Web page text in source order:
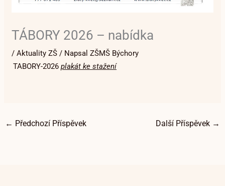
TÁBORY 2026 – nabídka
/Aktuality ZŠ / NapsalZŠMŠ Býchory
TABORY-2026plakát ke stažení
← Předchozí Příspěvek Další Příspěvek →